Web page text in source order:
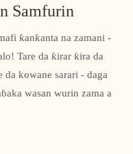
Samfurin
ƙanƙanta na zamani -
Tare da ƙirar ƙira da
da kowane sarari - daga
wasan wurin zama a